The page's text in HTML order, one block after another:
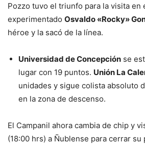
Pozzo tuvo el triunfo para la visita en
experimentado Osvaldo «Rocky»
héroe y la sacó de la línea.
Universidad de Concepción se
lugar con 19 puntos. Unión La
unidades y sigue colista absoluto
en la zona de descenso.
El Campanil ahora cambia de chip y
(18:00 hrs) a Ñublense para cerrar